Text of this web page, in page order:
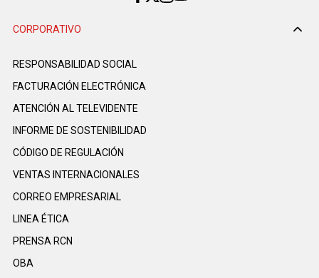
CORPORATIVO
RESPONSABILIDAD SOCIAL
FACTURACIÓN ELECTRÓNICA
ATENCIÓN AL TELEVIDENTE
INFORME DE SOSTENIBILIDAD
CÓDIGO DE REGULACIÓN
VENTAS INTERNACIONALES
CORREO EMPRESARIAL
LINEA ÉTICA
PRENSA RCN
OBA